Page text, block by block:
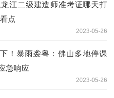
江二级建造师准考证哪天打
点
2023-05-26
！暴雨袭粤：佛山多地停课
急响应
2023-05-26